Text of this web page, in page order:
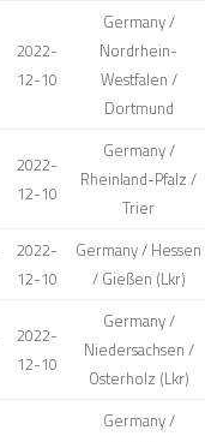
2022-
12-10
Germany /
Nordrhein-
Westfalen /
Dortmund
2022-
12-10
Germany /
Rheinland-Pfalz /
Trier
2022-
12-10
Germany / Hessen
/ Gießen (Lkr)
2022-
12-10
Germany /
Niedersachsen /
Osterholz (Lkr)
Germany /